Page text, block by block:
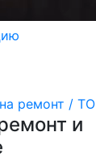
ремонт / ТО
и